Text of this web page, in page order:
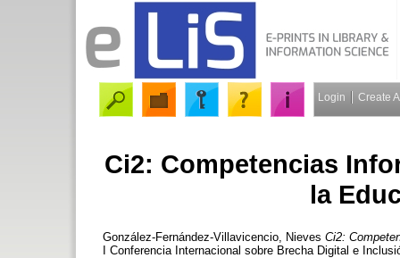
Login Create
Ci2: Competencias
la
González-Fernández-Villavicencio, Nieves Ci2:
I Conferencia Internacional sobre Brecha Digital e